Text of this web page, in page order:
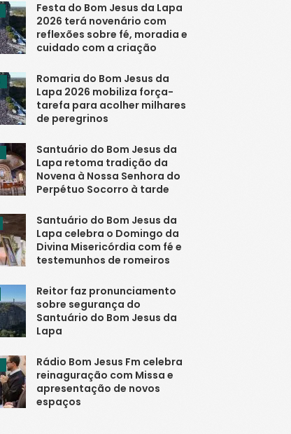
Festa do Bom Jesus da Lapa
2026 terá novenário com
reflexões sobre fé, moradia e
cuidado com a criação
Romaria do Bom Jesus da
Lapa 2026 mobiliza força-
tarefa para acolher milhares
de peregrinos
Santuário do Bom Jesus da
Lapa retoma tradição da
Novena à Nossa Senhora do
Perpétuo Socorro à tarde
Santuário do Bom Jesus da
Lapa celebra o Domingo da
Divina Misericórdia com fé e
testemunhos de romeiros
Reitor faz pronunciamento
sobre segurança do
Santuário do Bom Jesus da
Lapa
Rádio Bom Jesus Fm celebra
reinaguração com Missa e
apresentação de novos
espaços